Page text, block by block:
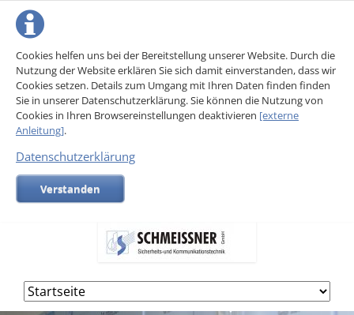
Cookies helfen uns bei der Bereitstellung unserer Website. Durch die
Nutzung der Website erklären Sie sich damit einverstanden, dass wir
Cookies setzen. Details zum Umgang mit Ihren Daten finden finden
Sie in unserer Datenschutzerklärung. Sie können die Nutzung von
Cookies in Ihren Browsereinstellungen deaktivieren [externe
Anleitung].
Datenschutzerklärung
Verstanden
Navigation
überspringen